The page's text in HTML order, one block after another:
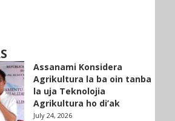
Assanami Konsidera
Agrikultura la ba oin tanba
la uja Teknolojia
Agrikultura ho di’ak
July 24, 2026